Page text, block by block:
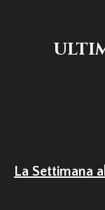
La Settimana